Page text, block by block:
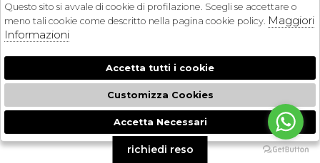
🍪
richiedi reso
Questo sito si avvale di cookie di profilazione. Scegli se accettare o
meno tali cookie come descritto nella pagina cookie policy. Maggiori
Informazioni
Accetta tutti i cookie
Customizza Cookies
Accetta Necessari